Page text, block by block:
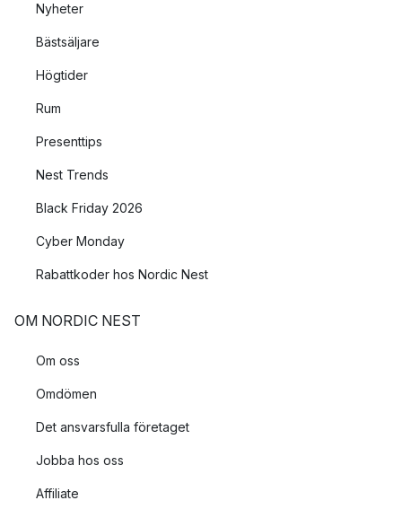
Nyheter
Bästsäljare
Högtider
Rum
Presenttips
Nest Trends
Black Friday 2026
Cyber Monday
Rabattkoder hos Nordic Nest
OM NORDIC NEST
Om oss
Omdömen
Det ansvarsfulla företaget
Jobba hos oss
Affiliate